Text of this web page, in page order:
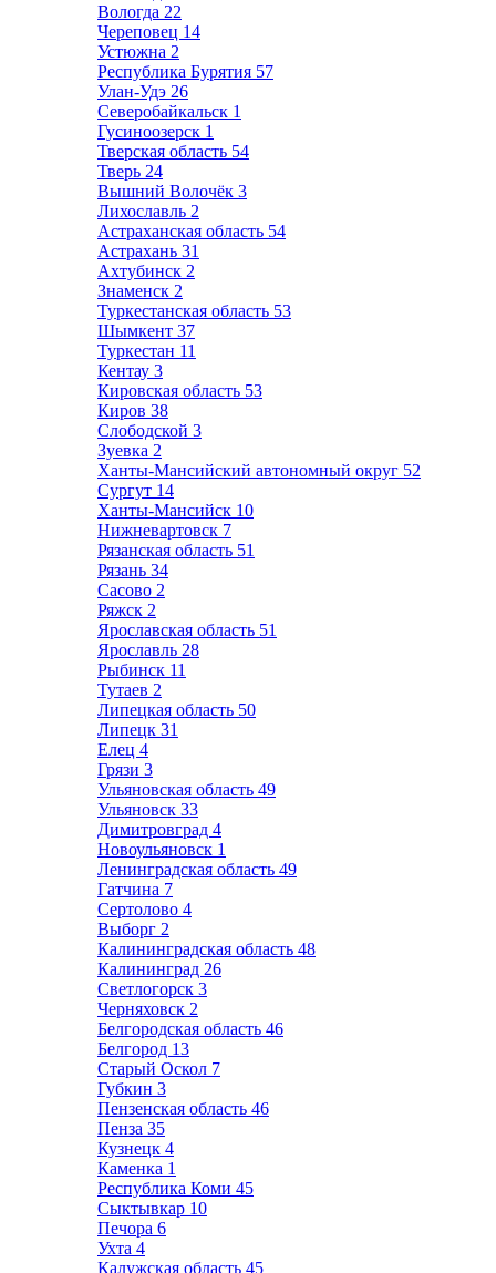
Вологда 22
Череповец 14
Устюжна 2
Республика Бурятия 57
Улан-Удэ 26
Северобайкальск 1
Гусиноозерск 1
Тверская область 54
Тверь 24
Вышний Волочёк 3
Лихославль 2
Астраханская область 54
Астрахань 31
Ахтубинск 2
Знаменск 2
Туркестанская область 53
Шымкент 37
Туркестан 11
Кентау 3
Кировская область 53
Киров 38
Слободской 3
Зуевка 2
Ханты-Мансийский автономный округ 52
Сургут 14
Ханты-Мансийск 10
Нижневартовск 7
Рязанская область 51
Рязань 34
Сасово 2
Ряжск 2
Ярославская область 51
Ярославль 28
Рыбинск 11
Тутаев 2
Липецкая область 50
Липецк 31
Елец 4
Грязи 3
Ульяновская область 49
Ульяновск 33
Димитровград 4
Новоульяновск 1
Ленинградская область 49
Гатчина 7
Сертолово 4
Выборг 2
Калининградская область 48
Калининград 26
Светлогорск 3
Черняховск 2
Белгородская область 46
Белгород 13
Старый Оскол 7
Губкин 3
Пензенская область 46
Пенза 35
Кузнецк 4
Каменка 1
Республика Коми 45
Сыктывкар 10
Печора 6
Ухта 4
Калужская область 45